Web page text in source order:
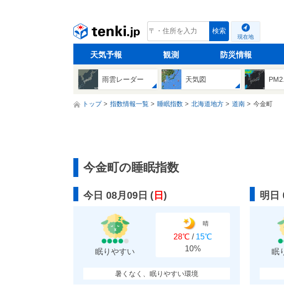
tenki.jp 検索
現在地
天気予報 観測 防災情報
雨雲レーダー 天気図
トップ 指数情報一覧 睡眠指数 北海道地方 道南 今金町
今金町の睡眠指数
今日 08月09日 ( 日 )
眠りやすい
晴
28℃ / 15℃
10%
暑くなく、眠りやすい環境
明日
眠